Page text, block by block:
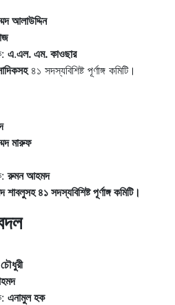
আলাউদ্দিন
এ.এল. এম. কাওছার
৪১ সদস্যবিশিষ্ট পূর্ণাঙ্গ কমিটি।
মারুফ
রুমন আহমদ
শাবলুসহ৪১ সদস্যবিশিষ্ট পূর্ণাঙ্গ কমিটি।
এনামুল হক